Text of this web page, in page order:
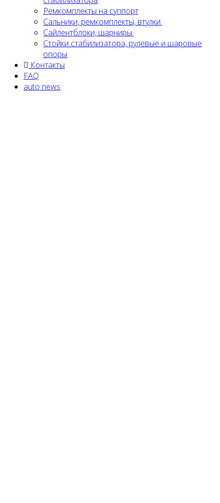
Ремкомплекты на суппорт
Сальники, ремкомплекты, втулки.
Сайлентблоки, шарниры.
Стойки стабилизатора, рулевые и шаровые
опоры
Контакты
FAQ
auto news